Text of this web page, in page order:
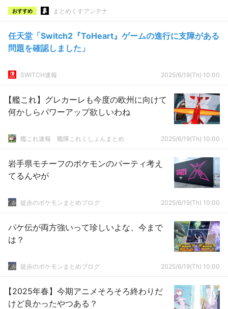
おすすめ まとめくすアンテナ
任天堂「Switch2『ToHeart』ゲームの進行に支障がある
問題を確認しました」
SWITCH速報 2025/6/19(Th) 10:00
【艦これ】グレカーレも今度の欧州に向けて
何かしらパワーアップ欲しいわね
艦これ速報 艦隊これくしょんまとめ 2025/6/19(Th) 10:00
岩手県モチーフのポケモンのパーティ考え
てるんやが
徒歩のポケモンまとめブログ 2025/6/19(Th) 10:00
パケ伝が両方強いって珍しいよな、今まで
は？
徒歩のポケモンまとめブログ 2025/6/19(Th) 10:00
【2025年春】今期アニメそろそろ終わりだ
けど良かったやつある？